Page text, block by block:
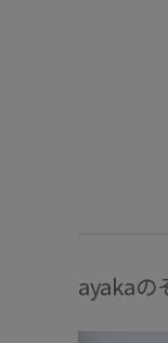
ayakaの